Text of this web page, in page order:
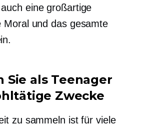
eine großartige
Moral und das gesamte
Sie als Teenager
Zwecke
zu sammeln ist für viele